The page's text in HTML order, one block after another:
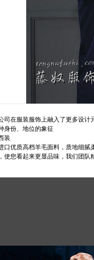
司在服装服饰上融入了更多设
身份、地位的象征
装
口优质高档羊毛面料，质地细腻
使您看起来更显品味，我们团队